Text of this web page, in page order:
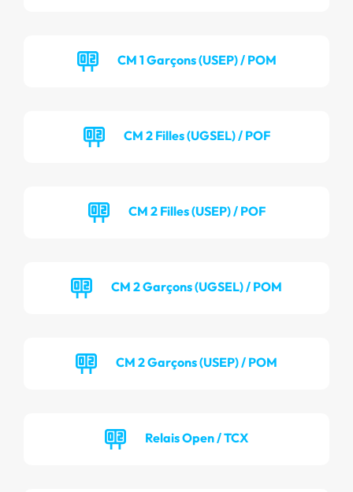
CM 1 Garçons (USEP) / POM
CM 2 Filles (UGSEL) / POF
CM 2 Filles (USEP) / POF
CM 2 Garçons (UGSEL) / POM
CM 2 Garçons (USEP) / POM
Relais Open / TCX